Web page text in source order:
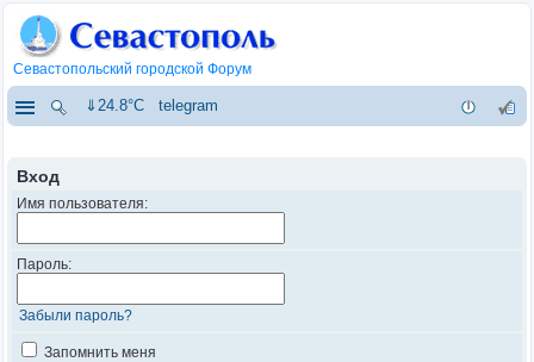
Севастопольский городской Форум
⇓24.8°C telegram
Вход
Имя пользователя:
Пароль:
Забыли пароль?
Запомнить меня